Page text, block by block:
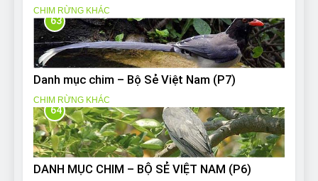
CHIM RỪNG KHÁC
63
Danh mục chim – Bộ Sẻ Việt Nam (P7)
CHIM RỪNG KHÁC
64
DANH MỤC CHIM – BỘ SẺ VIỆT NAM (P6)